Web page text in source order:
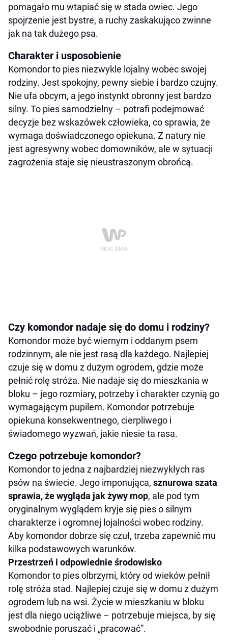
pomagało mu wtapiać się w stada owiec. Jego
spojrzenie jest bystre, a ruchy zaskakująco zwinne
jak na tak dużego psa.
Charakter i usposobienie
Komondor to pies niezwykle lojalny wobec swojej
rodziny. Jest spokojny, pewny siebie i bardzo czujny.
Nie ufa obcym, a jego instynkt obronny jest bardzo
silny. To pies samodzielny – potrafi podejmować
decyzje bez wskazówek człowieka, co sprawia, że
wymaga doświadczonego opiekuna. Z natury nie
jest agresywny wobec domowników, ale w sytuacji
zagrożenia staje się nieustraszonym obrońcą.
Czy komondor nadaje się do domu i rodziny?
Komondor może być wiernym i oddanym psem
rodzinnym, ale nie jest rasą dla każdego. Najlepiej
czuje się w domu z dużym ogrodem, gdzie może
pełnić rolę stróża. Nie nadaje się do mieszkania w
bloku – jego rozmiary, potrzeby i charakter czynią go
wymagającym pupilem. Komondor potrzebuje
opiekuna konsekwentnego, cierpliwego i
świadomego wyzwań, jakie niesie ta rasa.
Czego potrzebuje komondor?
Komondor to jedna z najbardziej niezwykłych ras
psów na świecie. Jego imponująca, sznurowa szata
sprawia, że wygląda jak żywy mop, ale pod tym
oryginalnym wyglądem kryje się pies o silnym
charakterze i ogromnej lojalności wobec rodziny.
Aby komondor dobrze się czuł, trzeba zapewnić mu
kilka podstawowych warunków.
Przestrzeń i odpowiednie środowisko
Komondor to pies olbrzymi, który od wieków pełnił
rolę stróża stad. Najlepiej czuje się w domu z dużym
ogrodem lub na wsi. Życie w mieszkaniu w bloku
jest dla niego uciążliwe – potrzebuje miejsca, by się
swobodnie poruszać i „pracować”.